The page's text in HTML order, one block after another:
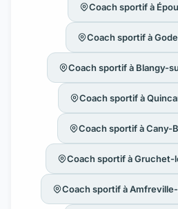
Coach sportif à
Coach sportif à
Coach sportif à Blangy-
Coach sportif à
Coach sportif à Cany-
Coach sportif à Gruchet-
Coach sportif à